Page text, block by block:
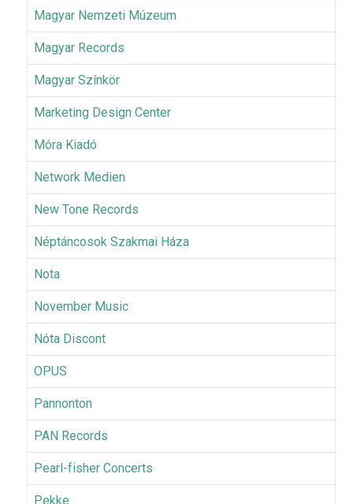
Magyar Nemzeti Múzeum
Magyar Records
Magyar Színkör
Marketing Design Center
Móra Kiadó
Network Medien
New Tone Records
Néptáncosok Szakmai Háza
Nota
November Music
Nóta Discont
OPUS
Pannonton
PAN Records
Pearl-fisher Concerts
Pekke